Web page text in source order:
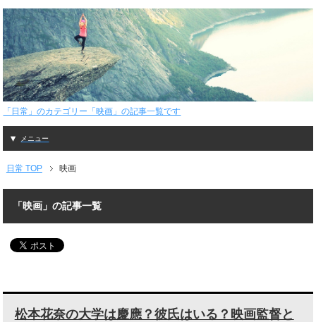
「日常」のカテゴリー「映画」の記事一覧です
メニュー
日常 TOP 映画
「映画」の記事一覧
松本花奈の大学は慶應？彼氏はいる？映画監督と